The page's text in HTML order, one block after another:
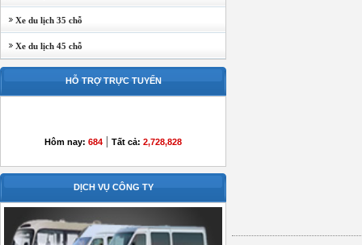
Xe du lịch 35 chỗ
Xe du lịch 45 chỗ
HỖ TRỢ TRỰC TUYẾN
Hôm nay: 684 | Tất cả: 2,728,828
DỊCH VỤ CÔNG TY